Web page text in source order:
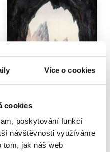
Více o cookies
cookies
poskytování funkcí
návštěvnosti využíváme
tom, jak náš web
Bratři Lví srdce
Astrid Lindgrenová